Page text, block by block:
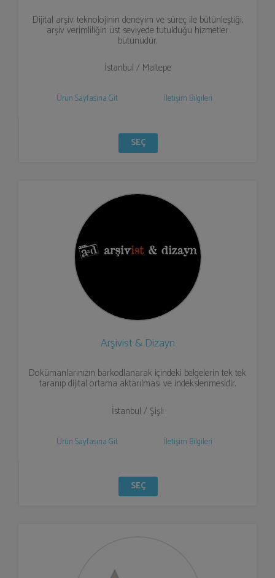
Dijital arşiv; teknolojinin deneyim ve süreç ile bütünleştiği,
arşiv verimliliğin üst seviyede tutulduğu hizmetler
bütünüdür.
İstanbul / Maltepe
Ürün Sayfasına Git İletişim Bilgileri
SEÇ
Arşivist & Dizayn
Dokümanlarınızın barkodlanarak içindeki belgelerin tek tek
taranıp dijital ortama aktarılması ve indekslenmesidir.
İstanbul / Şişli
Ürün Sayfasına Git İletişim Bilgileri
SEÇ